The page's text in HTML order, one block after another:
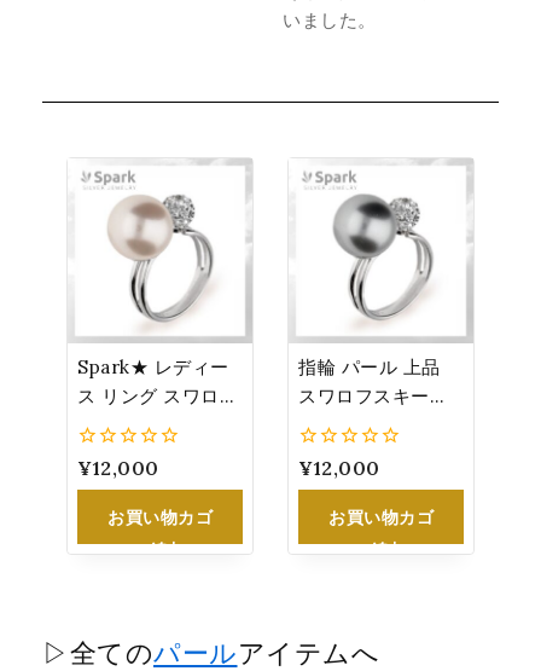
いました。
Spark★ レディー
ス リング スワロフ
スキー®・クリス
大人 女性 誕生日
プレゼント ホワイ
トパール
0
5
¥12,000
お買い物カゴ
に追加
指輪 パール 上品
スワロフスキー
®・クリスタル レ
誕生日 プレゼント
ライトグレーパー
ル
0
5
¥12,000
お買い物カゴ
に追加
▷全てのパールアイテムへ